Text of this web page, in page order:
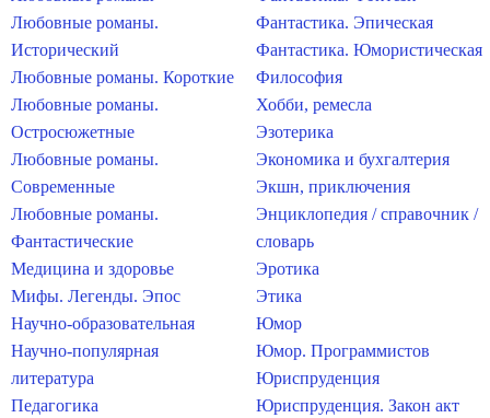
Любовные романы.
Исторический
Любовные романы. Короткие
Любовные романы.
Остросюжетные
Любовные романы.
Современные
Любовные романы.
Фантастические
Медицина и здоровье
Мифы. Легенды. Эпос
Научно-образовательная
Научно-популярная
литература
Педагогика
Фантастика. Эпическая
Фантастика. Юмористическая
Философия
Хобби, ремесла
Эзотерика
Экономика и бухгалтерия
Экшн, приключения
Энциклопедия / справочник /
словарь
Эротика
Этика
Юмор
Юмор. Программистов
Юриспруденция
Юриспруденция. Закон акт